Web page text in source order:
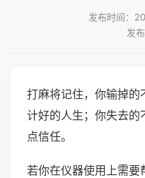
发布时间：
发
打麻将记住，你输掉的
计好的人生；你失去的
点信任。
若你在仪器使用上需要